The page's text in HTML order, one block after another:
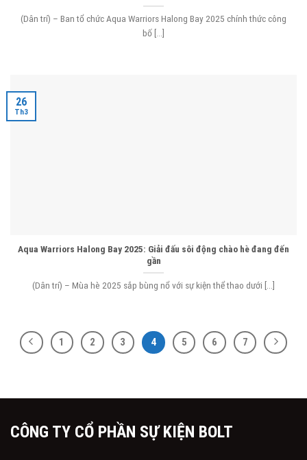
(Dân trí) – Ban tổ chức Aqua Warriors Halong Bay 2025 chính thức công
bố [...]
Aqua Warriors Halong Bay 2025: Giải đấu sôi động chào hè đang đến
gần
(Dân trí) – Mùa hè 2025 sắp bùng nổ với sự kiện thể thao dưới [...]
26
Th3
1 2 3 4 5 6 7
CÔNG TY CỔ PHẦN SỰ KIỆN BOLT